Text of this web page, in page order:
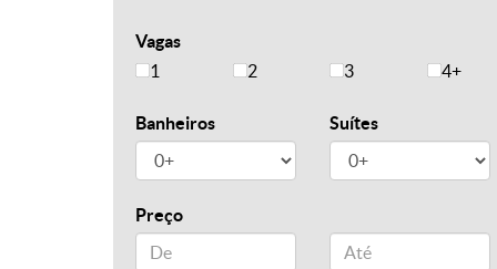
Vagas
1
2 3 4+
Banheiros Suítes
Preço